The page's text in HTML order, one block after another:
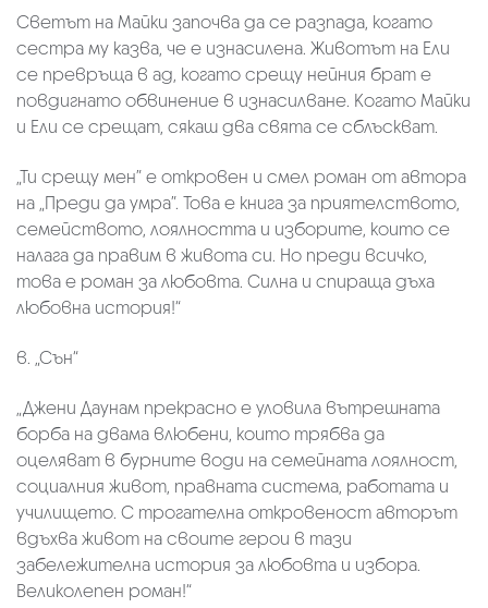
Светът на Майки започва да се разпада, когато
сестра му казва, че е изнасилена. Животът на Ели
се превръща в ад, когато срещу нейния брат е
повдигнато обвинение в изнасилване. Когато Майки
и Ели се срещат, сякаш два свята се сблъскват.
„Ти срещу мен” е откровен и смел роман от автора
на „Преди да умра”. Това е книга за приятелството,
семейството, лоялността и изборите, които се
налага да правим в живота си. Но преди всичко,
това е роман за любовта. Силна и спираща дъха
любовна история!“
в. „Сън“
„Джени Даунам прекрасно е уловила вътрешната
борба на двама влюбени, които трябва да
оцеляват в бурните води на семейната лоялност,
социалния живот, правната система, работата и
училището. С трогателна откровеност авторът
вдъхва живот на своите герои в тази
забележителна история за любовта и избора.
Великолепен роман!“